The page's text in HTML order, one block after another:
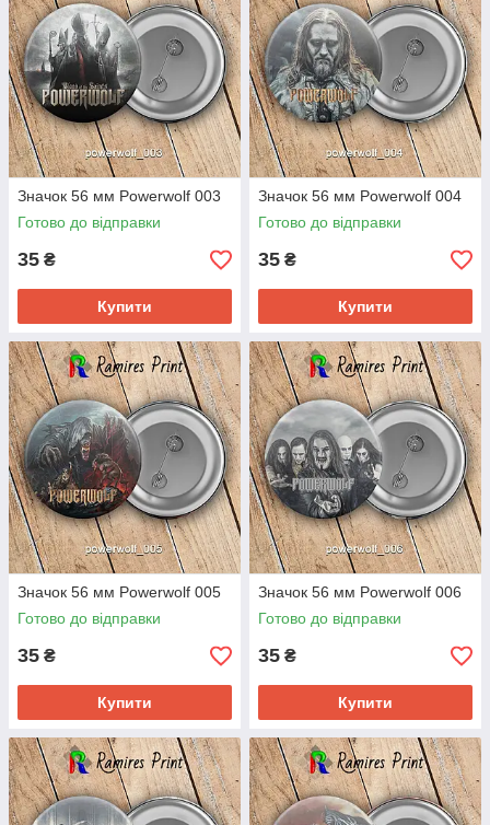
Значок 56 мм Powerwolf 003
Готово до відправки
35 ₴
Купити
Значок 56 мм Powerwolf 004
Готово до відправки
35 ₴
Купити
Значок 56 мм Powerwolf 005
Готово до відправки
35 ₴
Купити
Значок 56 мм Powerwolf 006
Готово до відправки
35 ₴
Купити